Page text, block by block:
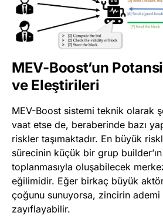
MEV-Boost’un
ve Eleştirileri
MEV-Boost sistemi teknik olarak
vaat etse de, beraberinde bazı
riskler taşımaktadır. En büyük
sürecinin küçük bir grup
toplanmasıyla oluşabilecek
eğilimidir. Eğer birkaç büyük
çoğunu sunuyorsa, zincirin ademi
zayıflayabilir.